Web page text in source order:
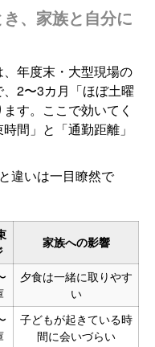
、家族と自分に
年度末・大型現場の
2〜3カ月「ほぼ土曜
す。ここで効いてく
間」と「通勤距離」
違いは一目瞭然で
家族への影響
夕食は一緒に取りやす
い
子どもが起きている時
間に会いづらい